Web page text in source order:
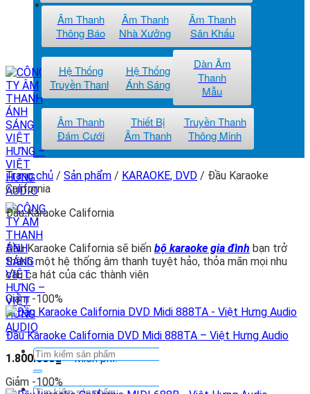
ĐẾN Việt Hưng Audio Hà Nội
Tìm
kiếm:
Tìm
Âm Thanh
Thông Báo
Âm Thanh
Nhà Xưởng
Âm Thanh
Sân Khấu
Hệ Thống
Truyền Thanh
Hệ Thống
Ánh Sáng
Dàn Âm
Thanh
Mẫu
Âm Thanh
Đám Cưới
Thiết Bị
Âm Thanh
Truyền Thanh
Thông Minh
Trang chủ / Sản phẩm / KARAOKE, DVD / Đầu Karaoke
California
Đầu Karaoke California
Đầu Karaoke California sẽ biến bộ karaoke gia đình bạn trở
thành một hệ thống âm thanh tuyệt hảo, thỏa mãn mọi nhu
cầu ca hát của các thành viên
Giảm -100%
Đầu Karaoke California DVD Midi 888TA – Việt Hưng Audio
1.800.000₫ –Miễn phí!Khoảng
1.800.000₫
Giảm -100%